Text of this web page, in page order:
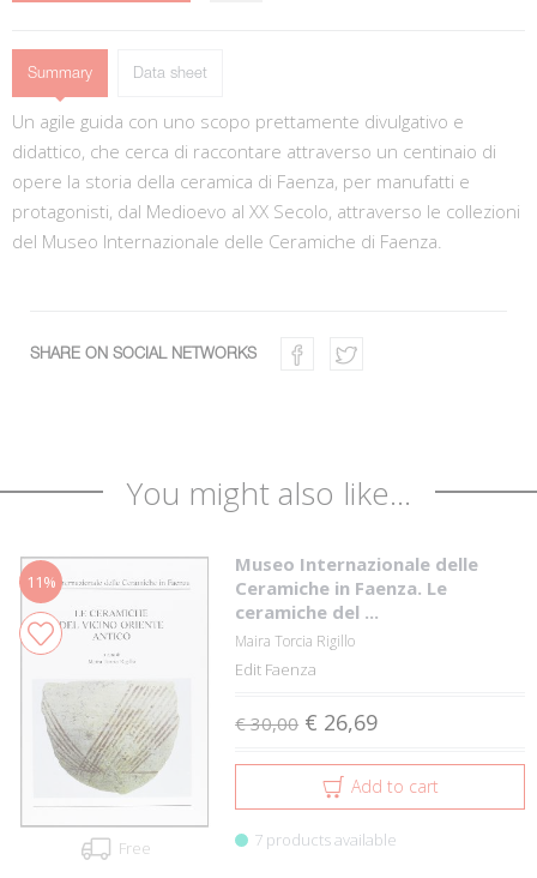
Summary Data sheet
Un agile guida con uno scopo prettamente divulgativo e
didattico, che cerca di raccontare attraverso un centinaio di
opere la storia della ceramica di Faenza, per manufatti e
protagonisti, dal Medioevo al XX Secolo, attraverso le collezioni
del Museo Internazionale delle Ceramiche di Faenza.
SHARE ON SOCIAL NETWORKS
You might also like...
11%
Free
Museo Internazionale delle
Ceramiche in Faenza. Le
ceramiche del ...
Maira Torcia Rigillo
Edit Faenza
€ 30,00 € 26,69
Add to cart
7 products available